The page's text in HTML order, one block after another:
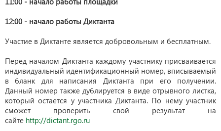
12:00 - начало работы Диктанта
Участие в Диктанте является добровольным и бесплатным.
Перед началом Диктанта каждому участнику присваивается
индивидуальный идентификационный номер, вписываемый
в бланк для написания Диктанта при его получении.
Данный номер также дублируется в виде отрывного листка,
который остается у участника Диктанта. По нему участник
сможет проверить свой результат на
сайте http://dictant.rgo.ru